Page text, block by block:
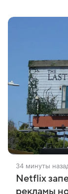
34 минуты
Netflix
рекламы